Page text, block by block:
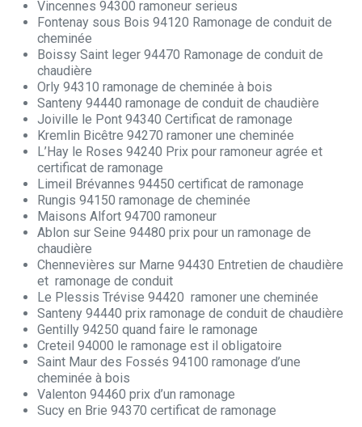
Vincennes 94300 ramoneur serieus
Fontenay sous Bois 94120 Ramonage de conduit de
cheminée
Boissy Saint leger 94470 Ramonage de conduit de
chaudière
Orly 94310 ramonage de cheminée à bois
Santeny 94440 ramonage de conduit de chaudière
Joiville le Pont 94340 Certificat de ramonage
Kremlin Bicêtre 94270 ramoner une cheminée
L’Hay le Roses 94240 Prix pour ramoneur agrée et
certificat de ramonage
Limeil Brévannes 94450 certificat de ramonage
Rungis 94150 ramonage de cheminée
Maisons Alfort 94700 ramoneur
Ablon sur Seine 94480 prix pour un ramonage de
chaudière
Chennevières sur Marne 94430 Entretien de chaudière
et ramonage de conduit
Le Plessis Trévise 94420 ramoner une cheminée
Santeny 94440 prix ramonage de conduit de chaudière
Gentilly 94250 quand faire le ramonage
Creteil 94000 le ramonage est il obligatoire
Saint Maur des Fossés 94100 ramonage d’une
cheminée à bois
Valenton 94460 prix d’un ramonage
Sucy en Brie 94370 certificat de ramonage